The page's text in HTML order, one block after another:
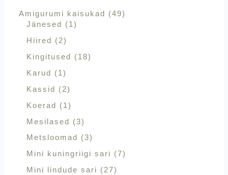
Amigurumi kaisukad
49
Jänesed
1
Hiired
2
Kingitused
18
Karud
1
Kassid
2
Koerad
1
Mesilased
3
Metsloomad
3
Mini kuningriigi sari
7
Mini lindude sari
27